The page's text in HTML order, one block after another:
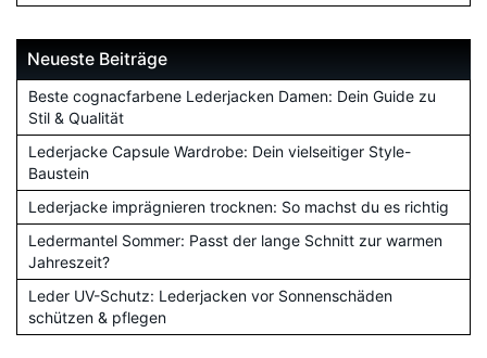
Neueste Beiträge
Beste cognacfarbene Lederjacken Damen: Dein Guide zu
Stil & Qualität
Lederjacke Capsule Wardrobe: Dein vielseitiger Style-
Baustein
Lederjacke imprägnieren trocknen: So machst du es richtig
Ledermantel Sommer: Passt der lange Schnitt zur warmen
Jahreszeit?
Leder UV-Schutz: Lederjacken vor Sonnenschäden
schützen & pflegen